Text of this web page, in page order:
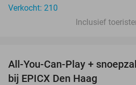
Verkocht: 210
Inclusief
All-You-Can-Play +
bij EPICX Den Haag